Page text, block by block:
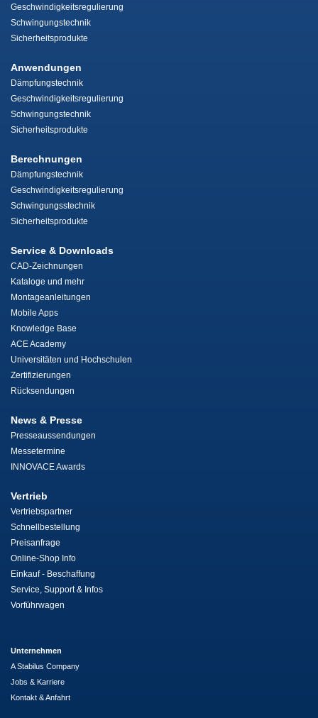
Geschwindigkeitsregulierung
Schwingungstechnik
Sicherheitsprodukte
Anwendungen
Dämpfungstechnik
Geschwindigkeitsregulierung
Schwingungstechnik
Sicherheitsprodukte
Berechnungen
Dämpfungstechnik
Geschwindigkeitsregulierung
Schwingungsstechnik
Sicherheitsprodukte
Service & Downloads
CAD-Zeichnungen
Kataloge und mehr
Montageanleitungen
Mobile Apps
Knowledge Base
ACE Academy
Universitäten und Hochschulen
Zertifizierungen
Rücksendungen
News & Presse
Presseaussendungen
Messetermine
INNOVACE Awards
Vertrieb
Vertriebspartner
Schnellbestellung
Preisanfrage
Online-Shop Info
Einkauf - Beschaffung
Service, Support & Infos
Vorführwagen
Unternehmen
A Stabilus Company
Jobs & Karriere
Kontakt & Anfahrt